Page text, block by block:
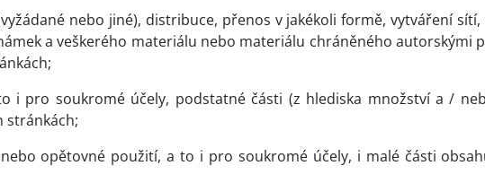
nebo jiné), distribuce, přenos v jakékoli formě, vytváření
a veškerého materiálu nebo materiálu chráněného autorskými
i pro soukromé účely, podstatné části (z hlediska množství a /
stránkách;
opětovné použití, a to i pro soukromé účely, i malé části